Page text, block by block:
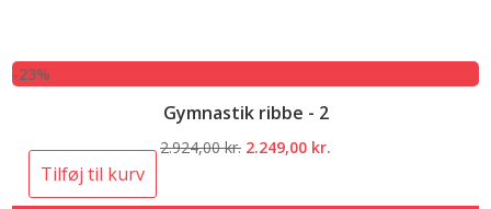
-23%
Gymnastik ribbe - 2
2.924,00kr. Den
2.249,00 kr.
Tilføj til kurv